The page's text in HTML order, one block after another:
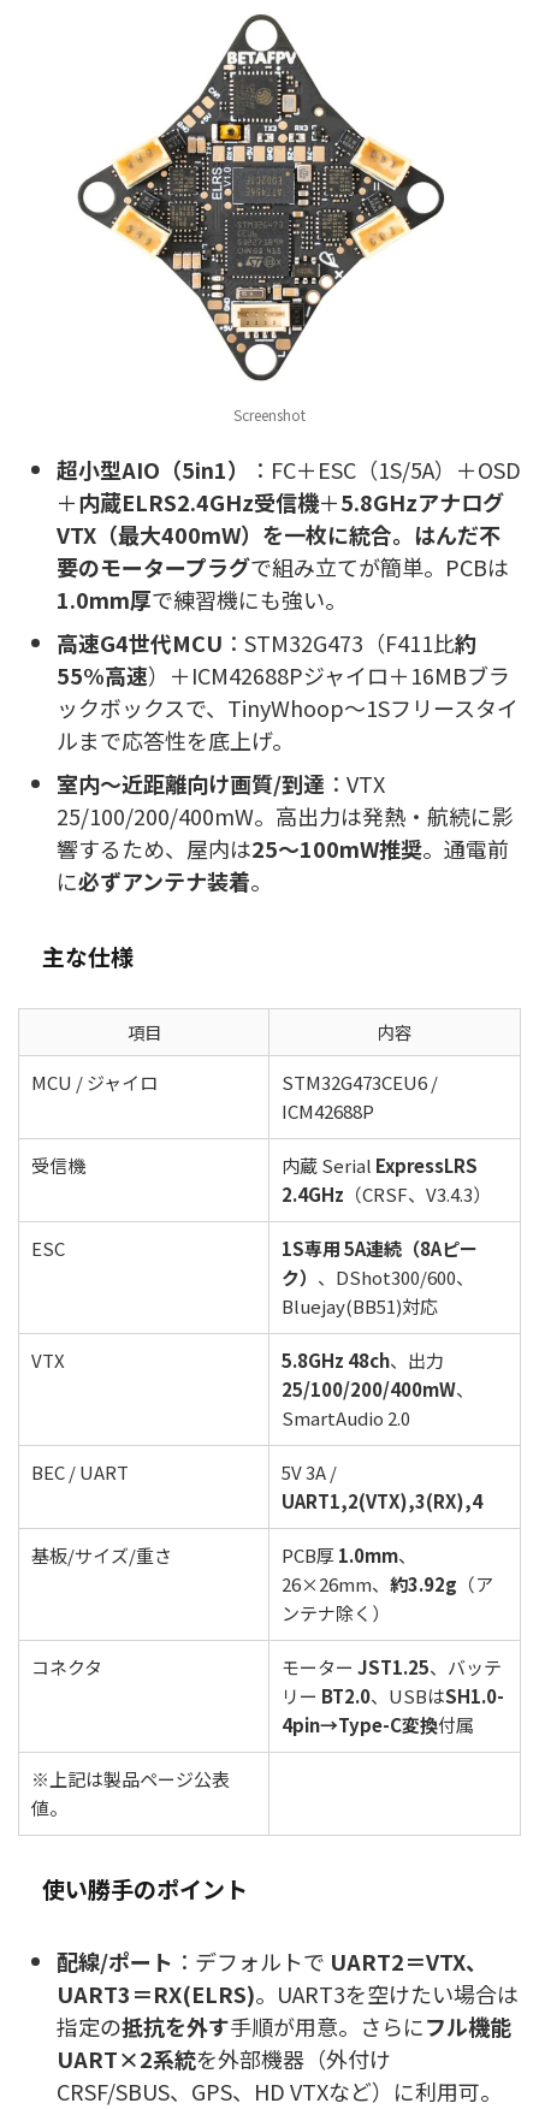
Screenshot
超小型AIO（5in1）
：FC＋ESC（1S/5A）＋OSD
＋内蔵ELRS2.4GHz受信機＋5.8GHzアナログ
VTX（最大400mW）を一枚に統合。はんだ不
要のモータープラグで組み立てが簡単。PCBは
1.0mm厚で練習機にも強い。
高速G4世代MCU ：STM32G473（F411比約
55%高速）＋ICM42688Pジャイロ＋16MBブラ
ックボックスで、TinyWhoop～1Sフリースタイ
ルまで応答性を底上げ。
室内～近距離向け画質/到達 ：VTX
25/100/200/400mW。高出力は発熱・航続に影
響するため、屋内は25～100mW推奨。通電前
に必ずアンテナ装着。
主な仕様
項目
内容
MCU / ジャイロ
STM32G473CEU6 /
ICM42688P
受信機 内蔵 Serial ExpressLRS
2.4GHz （CRSF、V3.4.3）
ESC
1S専用 5A連続（8Aピー
ク） 、DShot300/600、
Bluejay(BB51)対応
VTX 5.8GHz 48ch、出力
25/100/200/400mW、
SmartAudio 2.0
BEC / UART
5V 3A /
UART1,2(VTX),3(RX),4
基板/サイズ/重さ PCB厚1.0mm、
26×26mm、 約3.92g （ア
ンテナ除く）
コネクタ モーター JST1.25、バッテ
リー BT2.0、USBはSH1.0-
4pin→Type-C変換付属
※上記は製品ページ公表
値。
使い勝手のポイント
配線/ポート ：デフォルトで UART2＝VTX、
UART3＝RX(ELRS)。UART3を空けたい場合は
指定の抵抗を外す手順が用意。さらにフル機能
UART×2系統を外部機器（外付け
CRSF/SBUS、GPS、HD VTXなど）に利用可。